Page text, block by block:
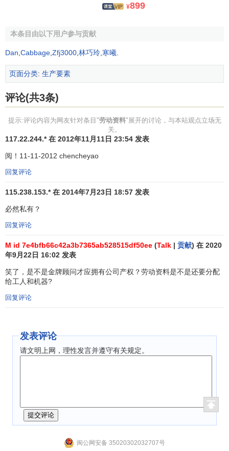
¥899
本条目由以下用户参与贡献
Dan Cabbage Zfj3000 林巧玲 寒曦
页面分类: 生产要素
评论(共3条)
提示:评论内容为网友针对条目"劳动资料"展开的讨论，与本站观点立场无
关。
117.22.244.* 在 2012年11月11日 23:54 发表
阅！11-11-2012 chencheyao
回复评论
115.238.153.* 在 2014年7月23日 18:57 发表
必然私有？
回复评论
M id 7e4bfb66c42a3b7365ab528515df50ee (Talk | 贡献) 在 2020
年9月22日 16:02 发表
笑了，是不是金牌顾问才应拥有公司产权？劳动资料是不是还要分配
给工人和机器?
回复评论
发表评论
请文明上网，理性发言并遵守有关规定。
闽公网安备 35020302032707号